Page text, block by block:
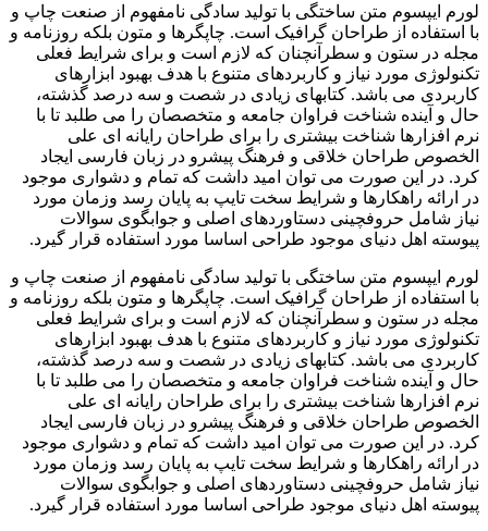
لورم ایپسوم متن ساختگی با تولید سادگی نامفهوم از صنعت چاپ و
با استفاده از طراحان گرافیک است. چاپگرها و متون بلکه روزنامه و
مجله در ستون و سطرآنچنان که لازم است و برای شرایط فعلی
تکنولوژی مورد نیاز و کاربردهای متنوع با هدف بهبود ابزارهای
کاربردی می باشد. کتابهای زیادی در شصت و سه درصد گذشته،
حال و آینده شناخت فراوان جامعه و متخصصان را می طلبد تا با
نرم افزارها شناخت بیشتری را برای طراحان رایانه ای علی
الخصوص طراحان خلاقی و فرهنگ پیشرو در زبان فارسی ایجاد
کرد. در این صورت می توان امید داشت که تمام و دشواری موجود
در ارائه راهکارها و شرایط سخت تایپ به پایان رسد وزمان مورد
نیاز شامل حروفچینی دستاوردهای اصلی و جوابگوی سوالات
پیوسته اهل دنیای موجود طراحی اساسا مورد استفاده قرار گیرد.
لورم ایپسوم متن ساختگی با تولید سادگی نامفهوم از صنعت چاپ و
با استفاده از طراحان گرافیک است. چاپگرها و متون بلکه روزنامه و
مجله در ستون و سطرآنچنان که لازم است و برای شرایط فعلی
تکنولوژی مورد نیاز و کاربردهای متنوع با هدف بهبود ابزارهای
کاربردی می باشد. کتابهای زیادی در شصت و سه درصد گذشته،
حال و آینده شناخت فراوان جامعه و متخصصان را می طلبد تا با
نرم افزارها شناخت بیشتری را برای طراحان رایانه ای علی
الخصوص طراحان خلاقی و فرهنگ پیشرو در زبان فارسی ایجاد
کرد. در این صورت می توان امید داشت که تمام و دشواری موجود
در ارائه راهکارها و شرایط سخت تایپ به پایان رسد وزمان مورد
نیاز شامل حروفچینی دستاوردهای اصلی و جوابگوی سوالات
پیوسته اهل دنیای موجود طراحی اساسا مورد استفاده قرار گیرد.